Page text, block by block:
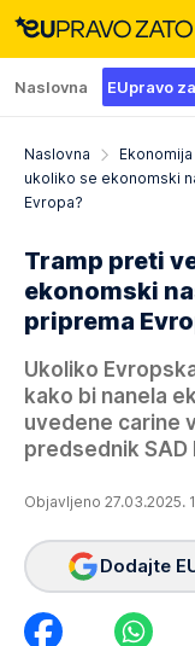
Naslovna EUpravo
Naslovna Ekonomija
ukoliko se ekonomski
Evropa?
Tramp preti
ekonomski
priprema
Ukoliko
kako bi nanela
uvedene carine
predsednik SAD
Objavljeno 27.03.2025.
Dodajte